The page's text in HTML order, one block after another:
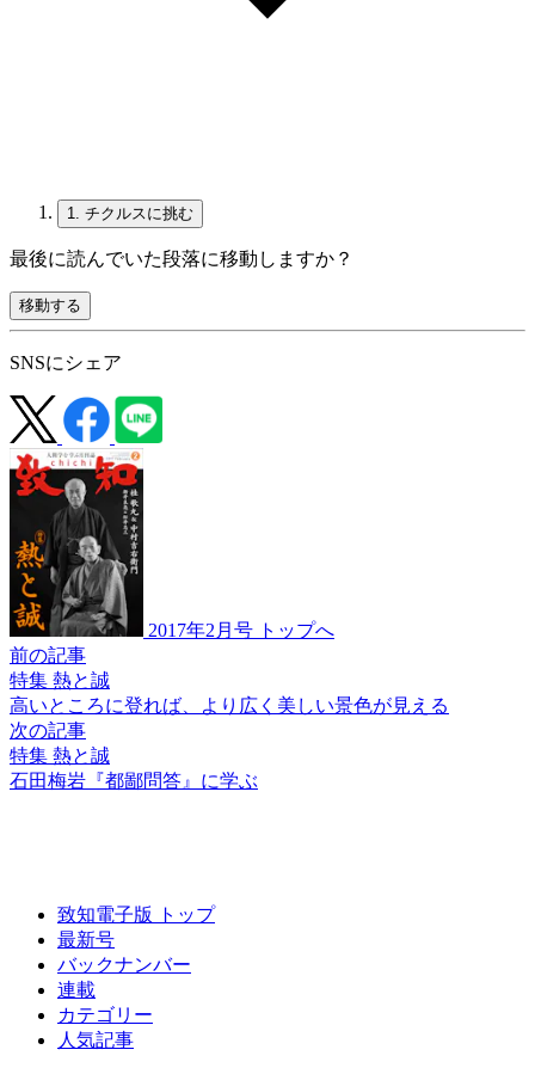
1. チクルスに挑む
最後に読んでいた段落に移動しますか？
移動する
SNSにシェア
2017年2月号 トップへ
前の記事
特集 熱と誠
高いところに登れば、より広く 美しい景色が見える
次の記事
特集 熱と誠
石田梅岩 『都鄙問答』 に学ぶ
致知電子版 トップ
最新号
バックナンバー
連載
カテゴリー
人気記事